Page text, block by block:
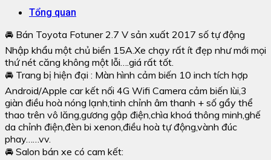
Tổng quan
🚘 Bán Toyota Fotuner 2.7 V sản xuất 2017 số tự động
Nhập khẩu một chủ biển 15A.Xe chạy rất ít đẹp như mới mọi
thứ nét căng không một lỗi….giá rất tốt.
🚘 Trang bị hiện đại : Màn hình cảm biến 10 inch tích hợp
Android/Apple car kết nối 4G Wifi Camera cảm biến lùi,3
giàn điều hoà nóng lạnh,tinh chỉnh âm thanh + số gẩy thể
thao trên vô lăng,gương gập điện,chìa khoá thông minh,ghế
da chỉnh điện,đèn bi xenon,điều hoà tự động,vành đúc
phay……vv.
🚘 Salon bán xe có cam kết: